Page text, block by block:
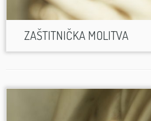
ZAŠTITNIČKA MOLITVA